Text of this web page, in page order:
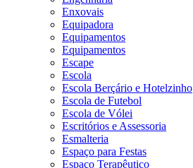
Enxovais
Equipadora
Equipamentos
Equipamentos
Escape
Escola
Escola Berçário e Hotelzinho
Escola de Futebol
Escola de Vólei
Escritórios e Assessoria
Esmalteria
Espaço para Festas
Espaço Terapêutico